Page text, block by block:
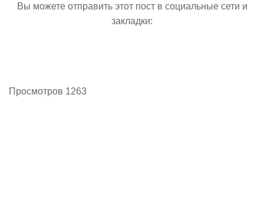
Вы можете отправить этот пост в социальные сети и
закладки:
Просмотров 1263